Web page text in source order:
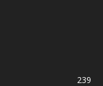
239